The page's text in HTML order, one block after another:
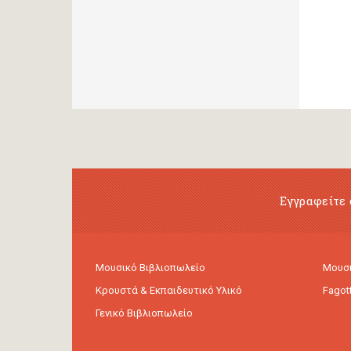
Μουσικό Βιβλιοπωλείο
Κρουστά & Εκπαιδευτικό Υλικό
Γενικό Βιβλιοπωλείο